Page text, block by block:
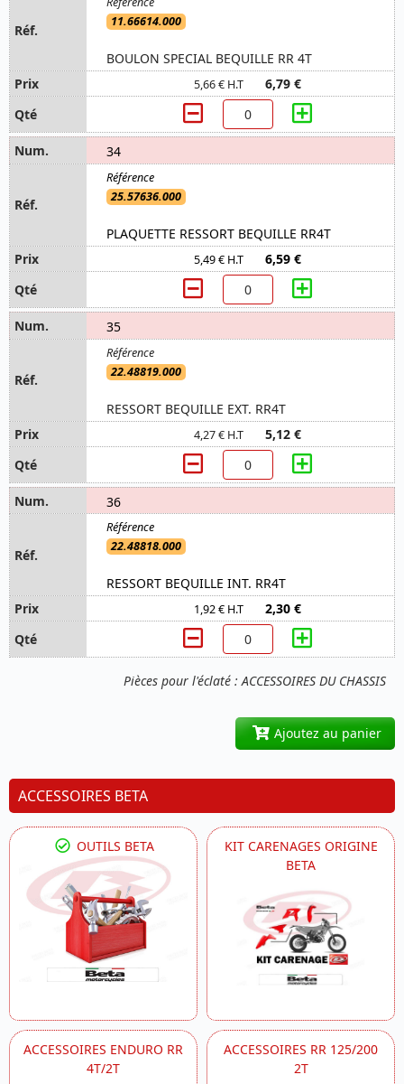
Pièces pour l'éclaté : ACCESSOIRES DU CHASSIS
11.66614.000
BOULON SPECIAL BEQUILLE RR 4T
5,66 € H.T 6,79 €
34
25.57636.000
PLAQUETTE RESSORT BEQUILLE RR4T
5,49 € H.T 6,59 €
35
22.48819.000
RESSORT BEQUILLE EXT. RR4T
4,27 € H.T 5,12 €
36
22.48818.000
RESSORT BEQUILLE INT. RR4T
1,92 € H.T 2,30 €
Ajoutez au panier
ACCESSOIRES BETA
OUTILS BETA
KIT CARENAGES ORIGINE
BETA
ACCESSOIRES ENDURO RR
4T/2T
ACCESSOIRES RR 125/200
2T